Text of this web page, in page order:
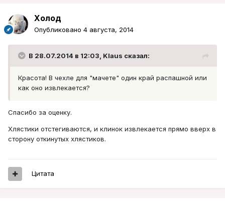
Холод
Опубликовано 4 августа, 2014
В 28.07.2014 в 12:03, Klaus сказал:
Красота! В чехле для "мачете" один край распашной или
как оно извлекается?
Спасибо за оценку.
Хлястики отстегиваются, и клинок извлекается прямо вверх в
сторону откинутых хлястиков.
Цитата